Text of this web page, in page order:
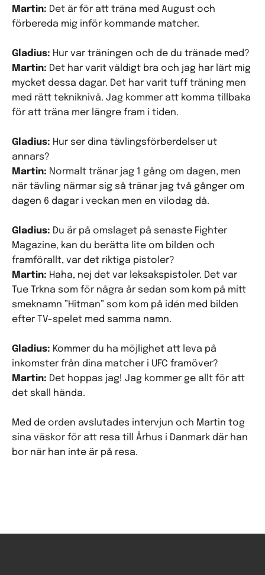
Martin: Det är för att träna med August och
förbereda mig inför kommande matcher.
Gladius: Hur var träningen och de du tränade med?
Martin: Det har varit väldigt bra och jag har lärt mig
mycket dessa dagar. Det har varit tuff träning men
med rätt tekniknivå. Jag kommer att komma tillbaka
för att träna mer längre fram i tiden.
Gladius: Hur ser dina tävlingsförberdelser ut
annars?
Martin: Normalt tränar jag 1 gång om dagen, men
när tävling närmar sig så tränar jag två gånger om
dagen 6 dagar i veckan men en vilodag då.
Gladius: Du är på omslaget på senaste Fighter
Magazine, kan du berätta lite om bilden och
framförallt, var det riktiga pistoler?
Martin: Haha, nej det var leksakspistoler. Det var
Tue Trkna som för några år sedan som kom på mitt
smeknamn ”Hitman” som kom på idén med bilden
efter TV-spelet med samma namn.
Gladius: Kommer du ha möjlighet att leva på
inkomster från dina matcher i UFC framöver?
Martin: Det hoppas jag! Jag kommer ge allt för att
det skall hända.
Med de orden avslutades intervjun och Martin tog
sina väskor för att resa till Århus i Danmark där han
bor när han inte är på resa.